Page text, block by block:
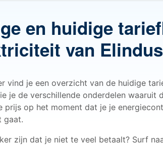
en huidige
van Elindus
vind je een overzicht van de huidige
je de verschillende onderdelen
prijs op het moment dat je je
gaat.
zijn dat je niet te veel betaalt? Surf